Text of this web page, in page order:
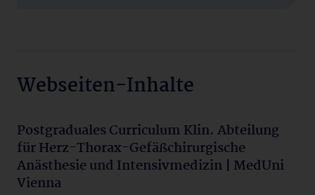
Webseiten-Inhalte
Postgraduales Curriculum Klin. Abteilung
für Herz-Thorax-Gefäßchirurgische
Anästhesie und Intensivmedizin | MedUni
Vienna